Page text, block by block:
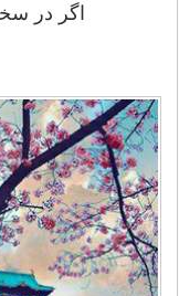
اگر در